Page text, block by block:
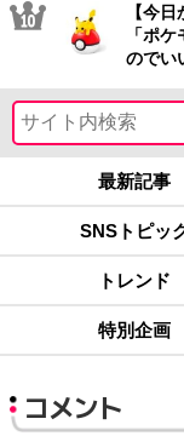
【今
「ポ
のでい
最新記事
SNSトピッ
トレンド
特別企画
コメント